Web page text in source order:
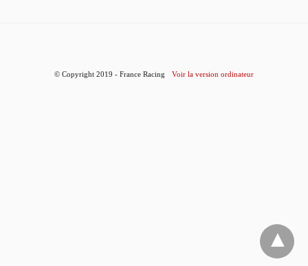
© Copyright 2019 - France Racing Voir la version ordinateur